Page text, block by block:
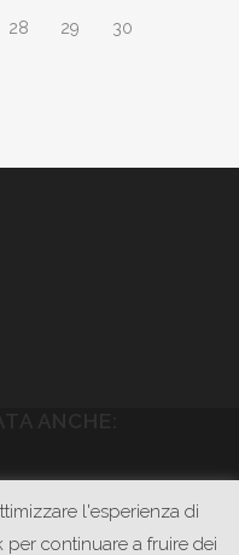
28 29
30
l'esperienza di
per continuare a fruire dei